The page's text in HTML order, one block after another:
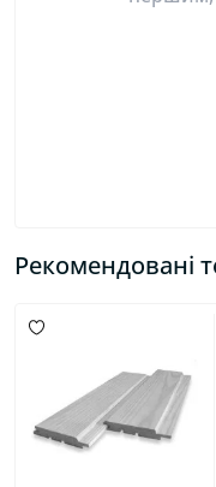
Рекомендовані